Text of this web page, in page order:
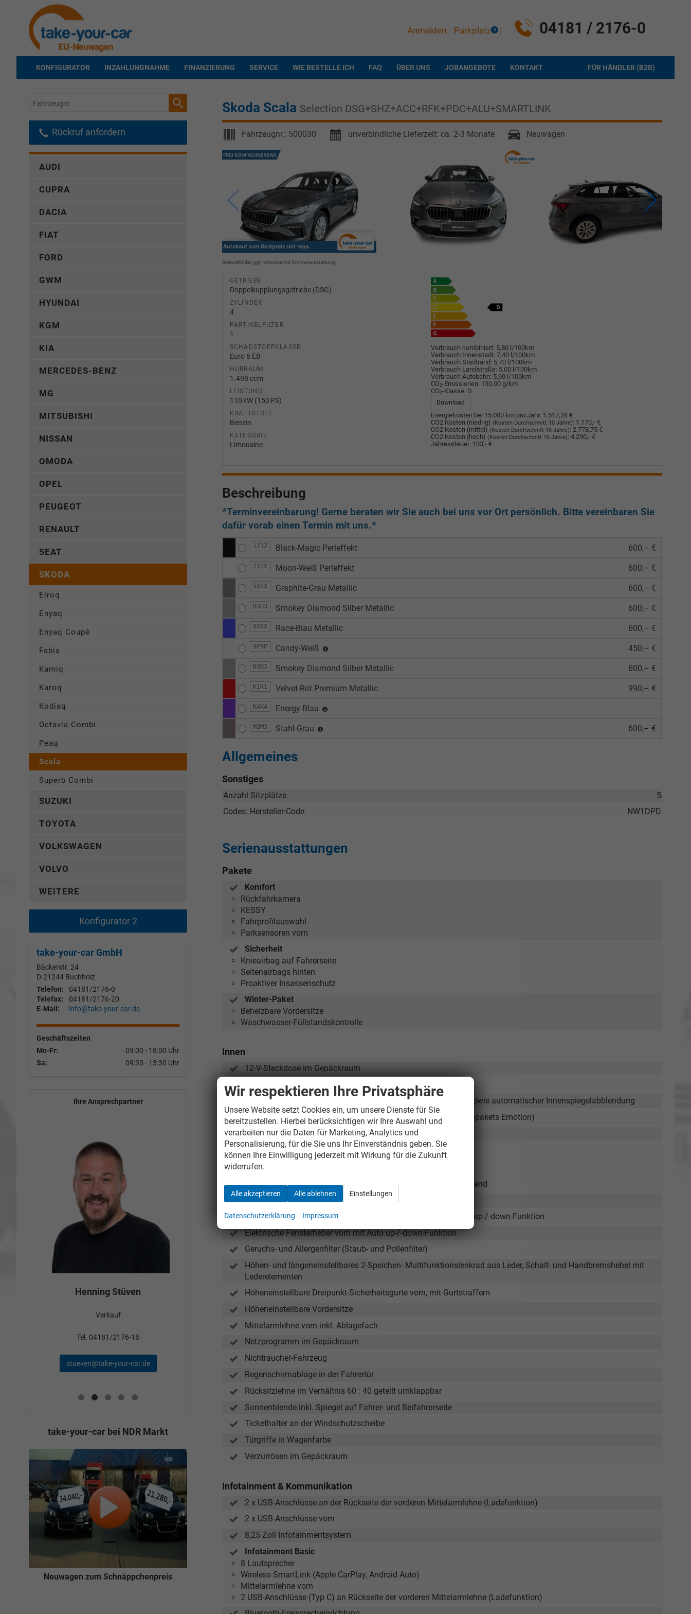
04181 / 2176-0
Anmelden Parkplatz 0
KONFIGURATOR INZAHLUNGNAHME FINANZIERUNG SERVICE WIE BESTELLE ICH FAQ ÜBER UNS JOBANGEBOTE FÜR HÄNDLER (B2B)
KONTAKT
Skoda Scala Selection DSG+SHZ+ACC+RFK+PDC+ALU+SMARTLINK
Fahrzeugnr.: 500030 unverbindliche Lieferzeit: ca. 2-3 Monate Neuwagen
Beispielbilder, ggf. teilweise mit Sonderausstattung
GETRIEBE
Doppelkupplungsgetriebe (DSG)
ZYLINDER
4
PARTIKELFILTER
1
SCHADSTOFFKLASSE
Euro 6 EB
HUBRAUM
1.498 ccm
LEISTUNG
110 kW (150 PS)
KRAFTSTOFF
Benzin
KATEGORIE
Limousine
Verbrauch kombiniert: 5,80 l/100km
Verbrauch Innenstadt: 7,40 l/100km
Verbrauch Stadtrand: 5,70 l/100km
Verbrauch Landstraße: 5,00 l/100km
Verbrauch Autobahn: 5,90 l/100km
CO2-Emissionen: 130,00 g/km
CO2-Klasse: D
Download
Energiekosten bei 15.000 km pro Jahr: 1.517,28 €
CO2 Kosten (niedrig) (Kosten Durchschnitt 10 Jahre): 1.170,- €
CO2 Kosten (mittel) (Kosten Durchschnitt 10 Jahre): 2.778,75 €
CO2 Kosten (hoch) (Kosten Durchschnitt 10 Jahre): 4.290,- €
Jahressteuer: 103,- €
Beschreibung
*Terminvereinbarung! Gerne beraten wir Sie auch bei uns vor Ort persönlich. Bitte vereinbaren Sie
dafür vorab einen Termin mit uns.*
1Z1Z Black-Magic Perleffekt 600,– €
2Y2Y Moon-Weiß Perleffekt 600,– €
5X5X Graphite-Grau Metallic 600,– €
B3B3 Smokey Diamond Silber Metallic 600,– €
8X8X Race-Blau Metallic 600,– €
9P9P Candy-Weiß 450,– €
B3B3 Smokey Diamond Silber Metallic 600,– €
K1K1 Velvet-Rot Premium Metallic 990,– €
K4K4 Energy-Blau
M3M3 Stahl-Grau 600,– €
Allgemeines
Sonstiges
5
Anzahl Sitzplätze
NW1DPD
Codes: Hersteller-Code
Serienausstattungen
Pakete
Komfort
Rückfahrkamera
KESSY
Fahrprofilauswahl
Parksensoren vorn
Sicherheit
Knieairbag auf Fahrerseite
Seitenairbags hinten
Proaktiver Insassenschutz
Winter-Paket
Beheizbare Vordersitze
Waschwasser-Füllstandskontrolle
Innen
12-V-Steckdose im Gepäckraum
Beheizbares Lenkrad
Klimaanlage Climatronic (2-Zonen)
inkl. Feuchtigkeitssensor sowie automatischer Innenspiegelabblendung
Brillenfach am Dachhimmel (entfällt bei Wahl des Ausstattungspakets Emotion)
Dachhimmel in Grau
Design Selection Loft
Stoff in Schwarz/Grau
Dekor Krepp-Recycled
Interieurleisten und Luftausströmerumrandung in Schwarz glänzend
Easy Start (Start-Stopp-Taste anstelle des Zündschlosses)
Elektrische Fensterheber hinten, inkl. Kindersicherung und Auto up-/-down-Funktion
Elektrische Fensterheber vorn mit Auto up-/-down-Funktion
Geruchs- und Allergenfilter (Staub- und Pollenfilter)
Höhen- und längeneinstellbares 2-Speichen- Multifunktionslenkrad aus Leder, Schalt- und Handbremshebel mit
Lederelementen
Höheneinstellbare Dreipunkt-Sicherheitsgurte vorn, mit Gurtstraffern
Höheneinstellbare Vordersitze
Mittelarmlehne vorn inkl. Ablagefach
Netzprogramm im Gepäckraum
Nichtraucher-Fahrzeug
Regenschirmablage in der Fahrertür
Rücksitzlehne im Verhältnis 60 : 40 geteilt umklappbar
Sonnenblende inkl. Spiegel auf Fahrer- und Beifahrerseite
Tickethalter an der Windschutzscheibe
Türgriffe in Wagenfarbe
Verzurrösen im Gepäckraum
Infotainment & Kommunikation
2 x USB-Anschlüsse an der Rückseite der vorderen Mittelarmlehne (Ladefunktion)
2 x USB-Anschlüsse vorn
8,25 Zoll Infotainmentsystem
Infotainment Basic
8 Lautsprecher
Wireless SmartLink (Apple CarPlay, Android Auto)
Mittelarmlehne vorn
2 USB-Anschlüsse (Typ C) an Rückseite der vorderen Mittelarmlehne (Ladefunktion)
Fahrzeugnr.
Rückruf anfordern
AUDI
CUPRA
DACIA
FIAT
FORD
GWM
HYUNDAI
KGM
KIA
MERCEDES-BENZ
MG
MITSUBISHI
NISSAN
OMODA
OPEL
PEUGEOT
RENAULT
SEAT
SKODA
Elroq
Enyaq
Enyaq Coupé
Fabia
Kamiq
Karoq
Kodiaq
Octavia Combi
Peaq
Scala
Superb Combi
SUZUKI
TOYOTA
VOLKSWAGEN
VOLVO
WEITERE
Konfigurator 2
take-your-car GmbH
Bäckerstr. 24
D-21244 Buchholz
Telefon:
04181/2176-0
Telefax:
04181/2176-20
E-Mail:
info@take-your-car.de
Geschäftszeiten
Mo-Fr:
09:00 - 18:00 Uhr
Sa:
09:30 - 13:30 Uhr
Ihre Ansprechpartner
Henning Stüven
Verkauf
Tel. 04181/2176-18
stueven@take-your-car.de
Bünyamin Schael
Verkauf
Tel. 04181/2176-24
schael@take-your-car.de
Tom Wollschläger
take-your-car bei NDR Markt
Neuwagen zum Schnäppchenpreis
Wir respektieren Ihre Privatsphäre
Unsere Website setzt Cookies ein, um unsere Dienste für Sie
bereitzustellen. Hierbei berücksichtigen wir Ihre Auswahl und
verarbeiten nur die Daten für Marketing, Analytics und
Personalisierung, für die Sie uns Ihr Einverständnis geben. Sie
können Ihre Einwilligung jederzeit mit Wirkung für die Zukunft
widerrufen.
Alle akzeptieren Alle ablehnen Einstellungen
Datenschutzerklärung Impressum